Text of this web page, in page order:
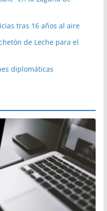
tras 16 años al aire
de Leche para el
diplomáticas